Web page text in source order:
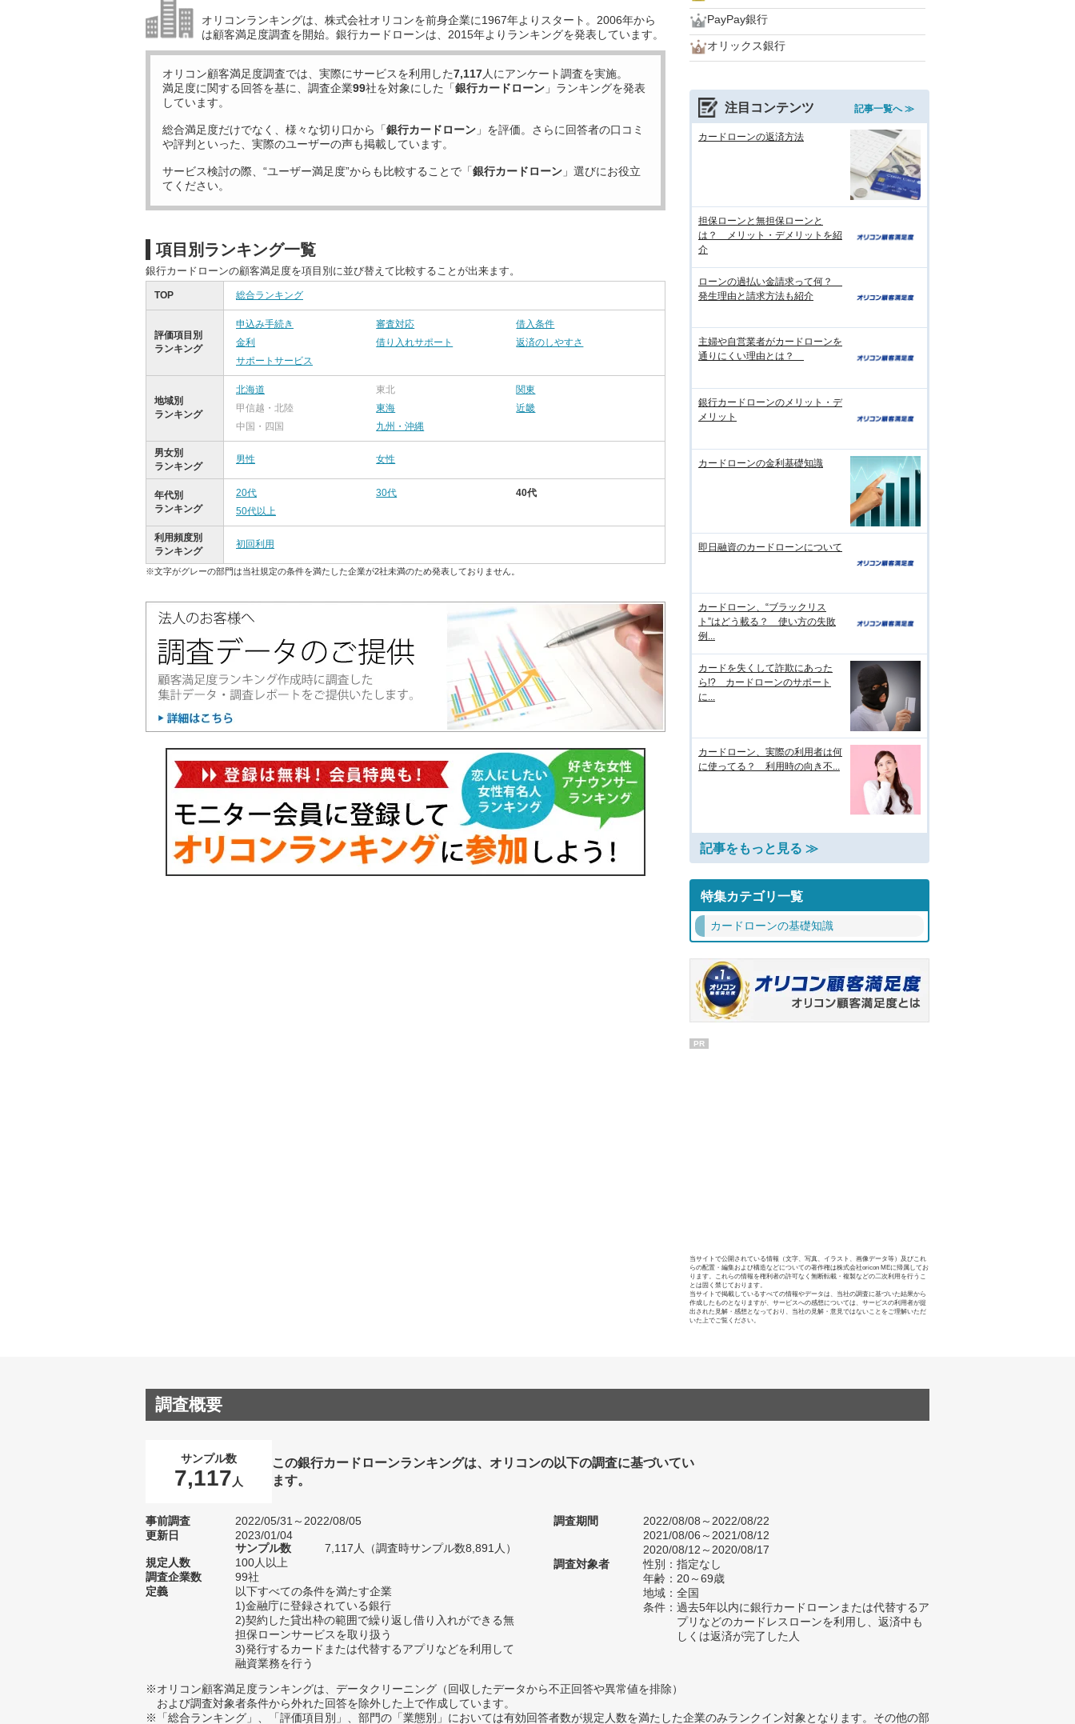
オリコンランキングは、株式会社オリコンを前身企業に1967年よりスタート。2006年から
は顧客満足度調査を開始。銀行カードローンは、2015年よりランキングを発表しています。
オリコン顧客満足度調査では、実際にサービスを利用した7,117人にアンケート調査を実施。
満足度に関する回答を基に、調査企業99社を対象にした「銀行カードローン 」ランキングを発表
しています。
総合満足度だけでなく、様々な切り口から「銀行カードローン 」を評価。さらに回答者の口コミ
や評判といった、実際のユーザーの声も掲載しています。
サービス検討の際、“ユーザー満足度”からも比較することで「銀行カードローン 」選びにお役立
てください。
項目別ランキング一覧
銀行カードローンの顧客満足度を項目別に並び替えて比較することが出来ます。
TOP 総合ランキング
評価項目別
ランキング
申込み手続き 審査対応
借入条件
金利
借り入れサポート
返済のしやすさ
サポートサービス
地域別
ランキング
北海道 東北
関東
甲信越・北陸
東海
近畿
中国・四国
九州・沖縄
男女別
ランキング
男性 女性
年代別
ランキング
20代 30代
40代
50代以上
利用頻度別
ランキング
初回利用
※文字がグレーの部門は当社規定の条件を満たした企業が2社未満のため発表しておりません。
PayPay銀行
オリックス銀行
注目コンテンツ 記事一覧へ ≫
カードローンの返済方法
担保ローンと無担保ローンと
は？ メリット・デメリットを紹
介
ローンの過払い金請求って何？
発生理由と請求方法も紹介
主婦や自営業者がカードローンを
通りにくい理由とは？
銀行カードローンのメリット・デ
メリット
カードローンの金利基礎知識
即日融資のカードローンについて
カードローン、“ブラックリス
ト”はどう載る？ 使い方の失敗
例...
カードを失くして詐欺にあった
ら!? カードローンのサポート
に...
カードローン、実際の利用者は何
に使ってる？ 利用時の向き不...
記事をもっと見る ≫
特集カテゴリ一覧
カードローンの基礎知識
PR
当サイトで公開されている情報（文字、写真、イラスト、画像データ等）及びこれ
らの配置・編集および構造などについての著作権は株式会社oricon MEに帰属してお
ります。これらの情報を権利者の許可なく無断転載・複製などの二次利用を行うこ
とは固く禁じております。
当サイトで掲載しているすべての情報やデータは、当社の調査に基づいた結果から
作成したものとなりますが、サービスへの感想については、サービスの利用者が提
出された見解・感想となっており、当社の見解・意見ではないことをご理解いただ
いた上でご覧ください。
調査概要
サンプル数
7,117 人
この銀行カードローンランキングは、オリコンの以下の調査に基づいてい
ます。
事前調査
2022/05/31～2022/08/05
更新日
2023/01/04
サンプル数
7,117人（調査時サンプル数8,891人）
規定人数
100人以上
調査企業数
99社
定義
以下すべての条件を満たす企業
1)金融庁に登録されている銀行
2)契約した貸出枠の範囲で繰り返し借り入れができる無
担保ローンサービスを取り扱う
3)発行するカードまたは代替するアプリなどを利用して
融資業務を行う
調査期間
2022/08/08～2022/08/22
2021/08/06～2021/08/12
2020/08/12～2020/08/17
調査対象者
性別：指定なし
年齢：20～69歳
地域：全国
条件：過去5年以内に銀行カードローンまたは代替するア
プリなどのカードレスローンを利用し、返済中も
しくは返済が完了した人
※オリコン顧客満足度ランキングは、データクリーニング（回収したデータから不正回答や異常値を排除）
および調査対象者条件から外れた回答を除外した上で作成しています。
※「総合ランキング」、「評価項目別」、部門の「業態別」においては有効回答者数が規定人数を満たした企業のみランクイン対象となります。その他の部